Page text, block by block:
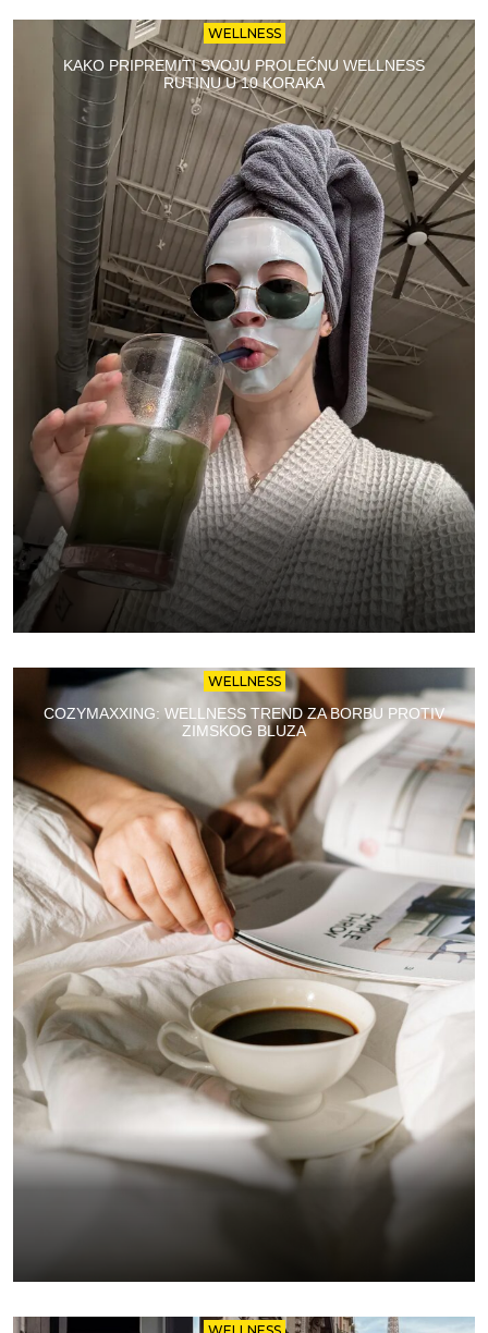
WELLNESS
KAKO PRIPREMITI SVOJU PROLEĆNU WELLNESS
RUTINU U 10 KORAKA
WELLNESS
COZYMAXXING: WELLNESS TREND ZA BORBU PROTIV
ZIMSKOG BLUZA